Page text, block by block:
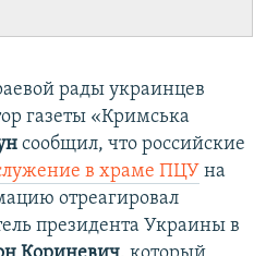
рады украинцев
газеты «Кримська
сообщил, что российские
в храме ПЦУ на
отреагировал
президента Украины в